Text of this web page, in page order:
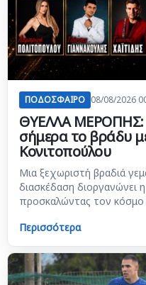
ΠΟΔΟΣΦΑΙΡΟ 08/08/2026
ΘΥΕΛΛΑ ΜΕΡΟΠΗΣ:
σήμερα το βράδυ
Κονιτοπούλου
Μια ξεχωριστή βραδιά
διασκέδαση διοργανώνει
προσκαλώντας τον
Περισσότερα